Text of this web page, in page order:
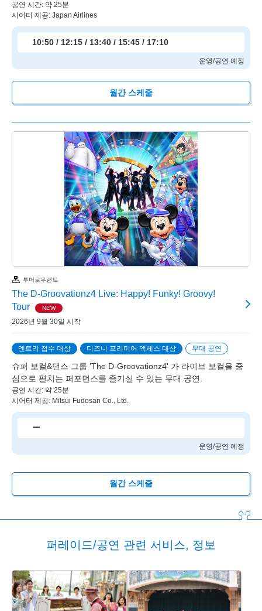
공연 시간: 약 25분
시어터 제공: Japan Airlines
10:50 / 12:15 / 13:40 / 15:45 / 17:10
운영/공연 예정
월간 스케줄
투머로우랜드
The D-Groovationz4 Live: Happy! Funky! Groovy!
Tour
NEW
2026년 9월 30일 시작
엔트리 접수 대상 디즈니 프리미어 액세스 대상 무대 공연
슈퍼 보컬&댄스 그룹 'The D-Groovationz4' 가 라이브 보컬을 중
심으로 펼치는 퍼포먼스를 즐기실 수 있는 무대 공연.
공연 시간: 약 25분
시어터 제공: Mitsui Fudosan Co., Ltd.
ー
운영/공연 예정
월간 스케줄
퍼레이드/공연 관련 서비스, 정보